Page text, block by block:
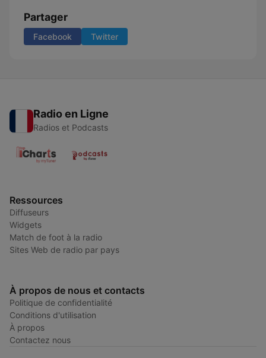
Partager
Facebook Twitter
Radio en Ligne
Radios et Podcasts
Ressources
Diffuseurs
Widgets
Match de foot à la radio
Sites Web de radio par pays
À propos de nous et contacts
Politique de confidentialité
Conditions d'utilisation
À propos
Contactez nous